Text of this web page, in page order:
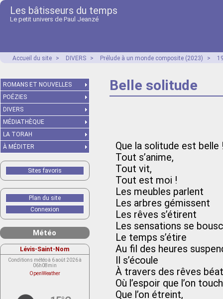
Les bâtisseurs du temps
Le petit univers de Paul Jeanzé
Accueil du site > DIVERS > Prélude à un monde composite (2023) >
Belle solitude
Que la solitude est belle
Tout s’anime,
Tout vit,
Tout est moi !
Les meubles parlent
Les arbres gémissent
Les rêves s’étirent
Les sensations se
Le temps s’étire
Au fil des heures
Il s’écoule
À travers des rêves
Où l’espoir que l’on
Que l’on étreint,
ROMANS ET NOUVELLES
POÉZIES
DIVERS
MÉDIATHÈQUE
LA TORAH
À MÉDITER
Sites favoris
Plan du site
Connexion
Météo
Lévis-Saint-Nom
Conditions météo à 6 août 2026 à
06h08min
OpenWeather